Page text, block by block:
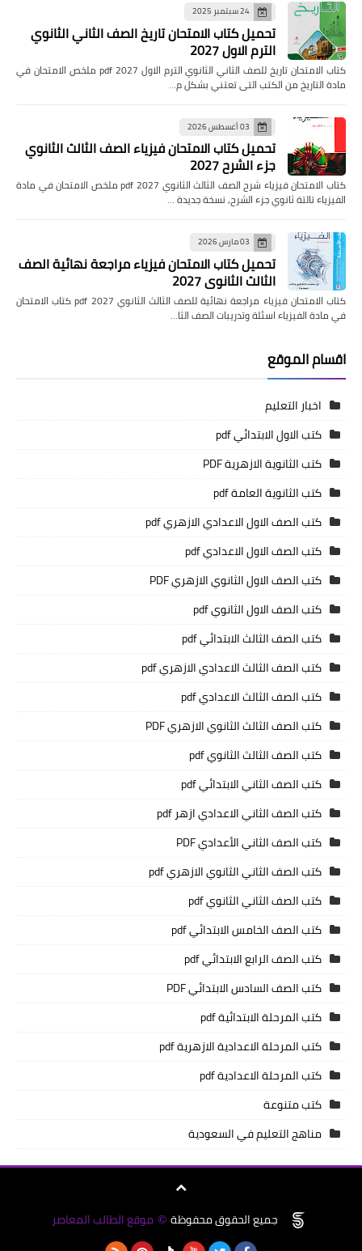
24 سبتمبر 2025
تحميل كتاب الامتحان تاريخ الصف الثاني الثانوي
الترم الاول 2027
كتاب الامتحان تاريخ للصف الثاني الثانوي الترم الاول pdf 2027 ملخص الامتحان في
مادة التاريخ من الكتب التى تعتني بشكل م…
03 أغسطس 2026
تحميل كتاب الامتحان فيزياء الصف الثالث الثانوي
جزء الشرح 2027
كتاب الامتحان فيزياء شرح الصف الثالث الثانوي pdf 2027 ملخص الامتحان في مادة
الفيزياء تالتة ثانوي جزء الشرح, نسخة جديدة …
03 مارس 2026
تحميل كتاب الامتحان فيزياء مراجعة نهائية الصف
الثالث الثانوي 2027
كتاب الامتحان فيزياء مراجعة نهائية للصف الثالث الثانوي pdf 2027 كتاب الامتحان
في مادة الفيزياء اسئلة وتدريبات الصف الثا…
اقسام الموقع
اخبار التعليم
كتب الاول الابتدائي pdf
كتب الثانوية الازهرية PDF
كتب الثانوية العامة pdf
كتب الصف الاول الاعدادي الازهري pdf
كتب الصف الاول الاعدادي pdf
كتب الصف الاول الثانوي الازهري PDF
كتب الصف الاول الثانوي pdf
كتب الصف الثالث الابتدائي pdf
كتب الصف الثالث الاعدادي الازهري pdf
كتب الصف الثالث الاعدادي pdf
كتب الصف الثالث الثانوي الازهري PDF
كتب الصف الثالث الثانوي pdf
كتب الصف الثاني الابتدائي pdf
كتب الصف الثاني الاعدادي ازهر pdf
كتب الصف الثاني الأعدادي PDF
كتب الصف الثاني الثانوي الازهري pdf
كتب الصف الثاني الثانوي pdf
كتب الصف الخامس الابتدائي pdf
كتب الصف الرابع الابتدائي pdf
كتب الصف السادس الابتدائي PDF
كتب المرحلة الابتدائية pdf
كتب المرحلة الاعدادية الازهرية pdf
كتب المرحلة الاعدادية pdf
كتب متنوعة
مناهج التعليم في السعودية
جميع الحقوق محفوظة © موقع الطالب المعاصر